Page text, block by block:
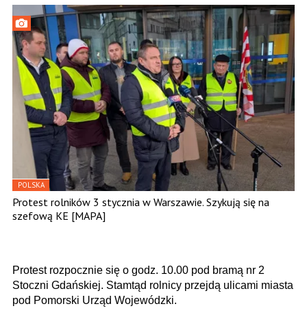
POLSKA
Protest rolników 3 stycznia w Warszawie. Szykują się na
szefową KE [MAPA]
Protest rozpocznie się o godz. 10.00 pod bramą nr 2
Stoczni Gdańskiej. Stamtąd rolnicy przejdą ulicami miasta
pod Pomorski Urząd Wojewódzki.